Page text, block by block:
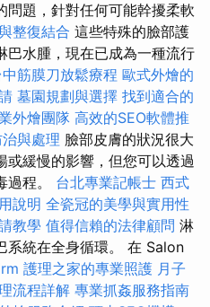
問題，針對任何可能幹擾柔軟
整復結合 這些特殊的臉部護
巴水腫，現在已成為一種流行
中筋膜刀放鬆療程 歐式外燴的
墓園規劃與選擇 找到適合的
外燴團隊 高效的SEO軟體推
與處理 臉部皮膚的狀況很大
緩慢的影響，但您可以透過
過程。 台北專業記帳士 西式
說明 全瓷冠的美學與實用性
教學 值得信賴的法律顧問 淋
系統在全身循環。 在 Salon
護理之家的專業照護 月子
流程詳解 專業抓姦服務指南